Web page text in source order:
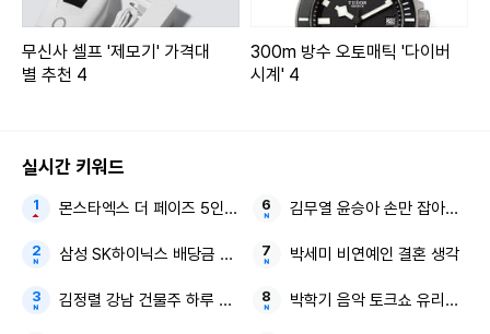
무신사 셀프 '제모기' 가격대
별 추천 4
300m 방수 오토매틱 '다이버
시계' 4
실시간 키워드
몬스타엑스 더 페이즈 5인 체제
삼성 SK하이닉스 배당금 늘려라
김정렬 강남 건물주 하루 1억
김무열 윤승아 손만 잡아도 영
박세미 비연예인 결혼 생각
박학기 음악 토크쇼 유리상자